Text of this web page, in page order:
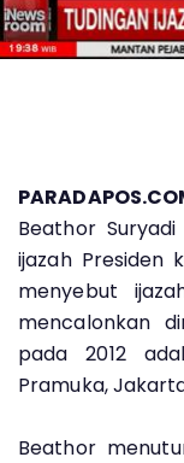
Beathor
ijazah Presiden
menyebut
mencalonkan
pada 2012
Pramuka,
Beathor